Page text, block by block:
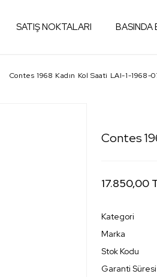
SATIŞ NOKTALARI BASINDA
Contes 1968 Kadın Kol Saati LAI-1-1968-
Contes
17.850,00
Kategori
Marka
Stok Kodu
Garanti Süresi